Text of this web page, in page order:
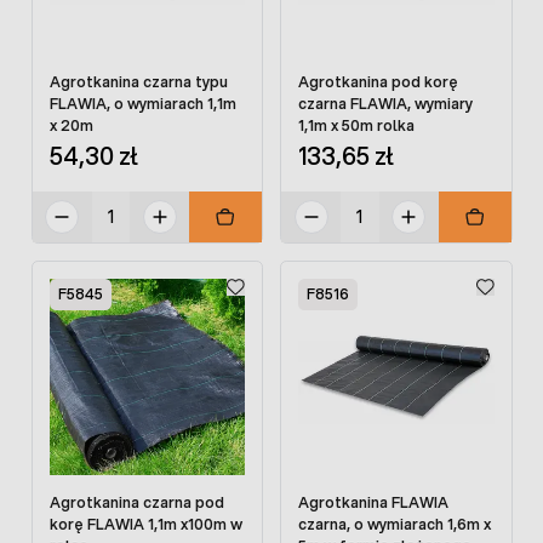
Agrotkanina czarna typu
FLAWIA, o wymiarach 1,1m
x 20m
54,30 zł
Agrotkanina pod korę
czarna FLAWIA, wymiary
1,1m x 50m rolka
133,65 zł
F5845
Agrotkanina czarna pod
korę FLAWIA 1,1m x100m w
F8516
Agrotkanina FLAWIA
czarna, o wymiarach 1,6m x